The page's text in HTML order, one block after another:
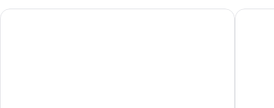
Apartamentos Tisalaya